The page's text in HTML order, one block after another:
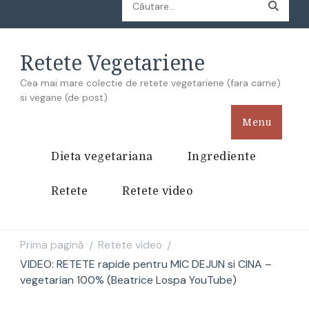
după:
Retete Vegetariene
Cea mai mare colectie de retete vegetariene (fara carne)
si vegane (de post)
Menu
Dieta vegetariana Ingrediente
Retete Retete video
Prima pagină / Retete video /
VIDEO: RETETE rapide pentru MIC DEJUN si CINA –
vegetarian 100% (Beatrice Lospa YouTube)